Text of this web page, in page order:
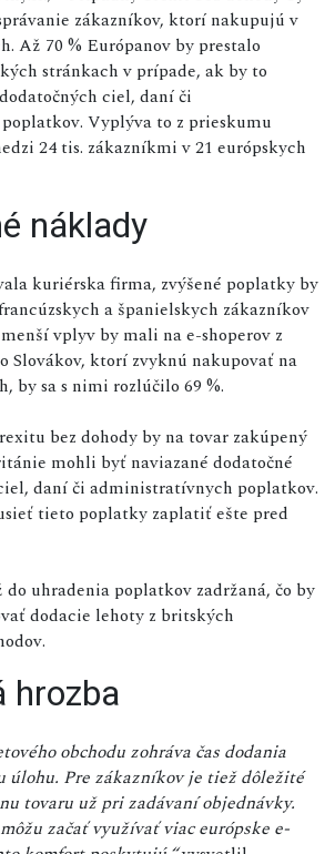
zákazníkov, ktorí nakupujú v
Až 70 % Európanov by prestalo
stránkach v prípade, ak by to
ciel, daní či
Vyplýva to z prieskumu
24 tis. zákazníkmi v 21 európskych
náklady
kuriérska firma, zvýšené poplatky by
a španielskych zákazníkov
vplyv by mali na e-shoperov z
Slovákov, ktorí zvyknú nakupovať na
by sa s nimi rozlúčilo 69 %.
bez dohody by na tovar zakúpený
mohli byť naviazané dodatočné
daní či administratívnych poplatkov.
tieto poplatky zaplatiť ešte pred
do uhradenia poplatkov zadržaná, čo by
dodacie lehoty z britských
hrozba
obchodu zohráva čas dodania
úlohu. Pre zákazníkov je tiež dôležité
tovaru už pri zadávaní objednávky.
začať využívať viac európske e-